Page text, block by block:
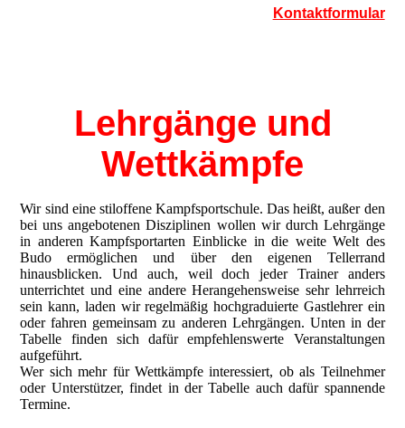
Kontaktformular
Lehrgänge und
Wettkämpfe
Wir sind eine stiloffene Kampfsportschule. Das heißt, außer den
bei uns angebotenen Disziplinen wollen wir durch Lehrgänge
in anderen Kampfsportarten Einblicke in die weite Welt des
Budo ermöglichen und über den eigenen Tellerrand
hinausblicken. Und auch, weil doch jeder Trainer anders
unterrichtet und eine andere Herangehensweise sehr lehrreich
sein kann, laden wir regelmäßig hochgraduierte Gastlehrer ein
oder fahren gemeinsam zu anderen Lehrgängen. Unten in der
Tabelle finden sich dafür empfehlenswerte Veranstaltungen
aufgeführt.
Wer sich mehr für Wettkämpfe interessiert, ob als Teilnehmer
oder Unterstützer, findet in der Tabelle auch dafür spannende
Termine.